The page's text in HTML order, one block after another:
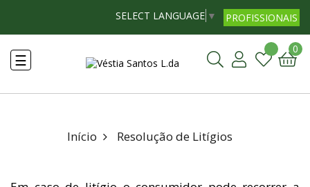
PROFISSIONAIS
SELECT LANGUAGE ▼
Toggle
navigation
☰
0
Início Resolução de Litígios